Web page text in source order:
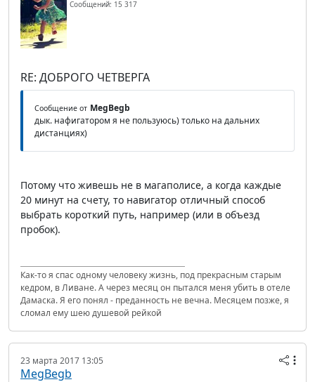
Сообщений: 15 317
RE: ДОБРОГО ЧЕТВЕРГА
Сообщение от MegBegb
дык. нафигатором я не пользуюсь) только на дальних
дистанциях)
Потому что живешь не в магаполисе, а когда каждые
20 минут на счету, то навигатор отличный способ
выбрать короткий путь, например (или в объезд
пробок).
Как-то я спас одному человеку жизнь, под прекрасным старым
кедром, в Ливане. А через месяц он пытался меня убить в отеле
Дамаска. Я его понял - преданность не вечна. Месяцем позже, я
сломал ему шею душевой рейкой
23 марта 2017 13:05
MegBegb